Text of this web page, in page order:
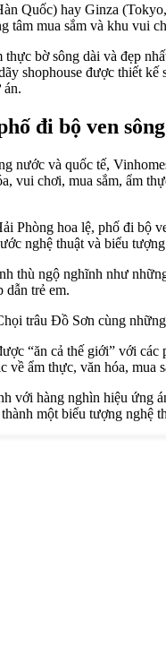
Quốc) hay Ginza
tâm mua sắm và khu
bờ sông dài và đẹp
shophouse được thiết
án.
đi bộ ven
nước và quốc tế,
vui chơi, mua sắm, ẩm
Phòng hoa lệ, phố đi bộ
nghệ thuật và biểu
thù ngộ nghĩnh như
dẫn trẻ em.
trâu Đồ Sơn cùng
“ăn cả thế giới” với
ẩm thực, văn hóa, mua
hàng nghìn hiệu ứng
một biểu tượng nghệ